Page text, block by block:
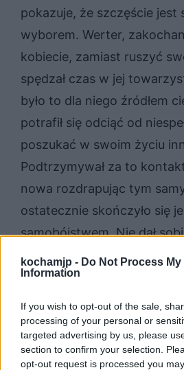
kochamjp - Do Not Process My
Information
If you wish to opt-out of the sale,
processing of your personal or
targeted advertising by us, please
section to confirm your selection.
opt-out request is processed you
pokazuje, że szczęście jest
wyborem. Werter,
kobiecie, zamiast ruszyć
spędzał czas w jej
było to dla niego źródłem
potrafił się odciąć od
poszukać w swoim życiu
Podtrzymywał za to
nowa rozdrapując tym
ostatecznie skończyło się
samobójstwem. Nie dał
znalezienie nowej miłości i
sprowadziło na niego tylko i
Szczęście ma wiele źródeł,
bardzo często mają na nie